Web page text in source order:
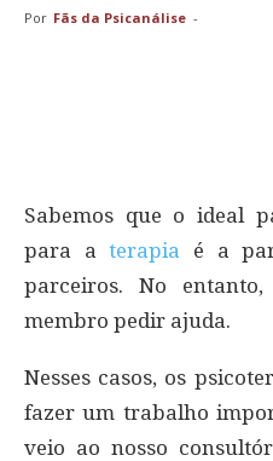
Por Fãs da Psicanálise -
Sabemos que o ideal
para aterapia
é a
parceiros. No
membro pedir ajuda.
Nesses casos, os
fazer um trabalho
veio ao nosso